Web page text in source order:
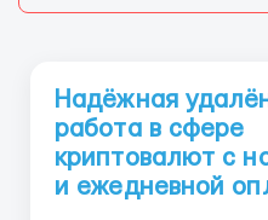
Надёжная
работа в сфере
криптовалют с
и ежедневной